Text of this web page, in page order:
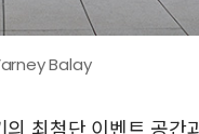
Balay